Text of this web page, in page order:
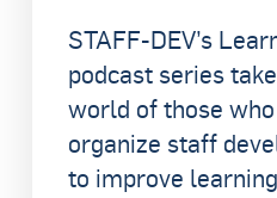
STAFF-DEV’s
podcast series
world of those
organize staff
to improve